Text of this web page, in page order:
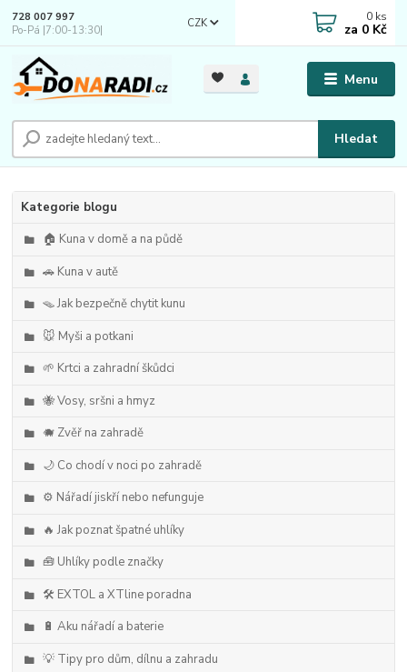
Menu
CZK
Hledat
728 007 997
Po-Pá |7:00-13:30|
0 ks
za 0 Kč
Kategorie blogu
🏠 Kuna v domě a na půdě
🚗 Kuna v autě
🪤 Jak bezpečně chytit kunu
🐭 Myši a potkani
🌱 Krtci a zahradní škůdci
🐝 Vosy, sršni a hmyz
🐗 Zvěř na zahradě
🌙 Co chodí v noci po zahradě
⚙️ Nářadí jiskří nebo nefunguje
🔥 Jak poznat špatné uhlíky
🧰 Uhlíky podle značky
🛠️ EXTOL a XTline poradna
🔋 Aku nářadí a baterie
💡 Tipy pro dům, dílnu a zahradu